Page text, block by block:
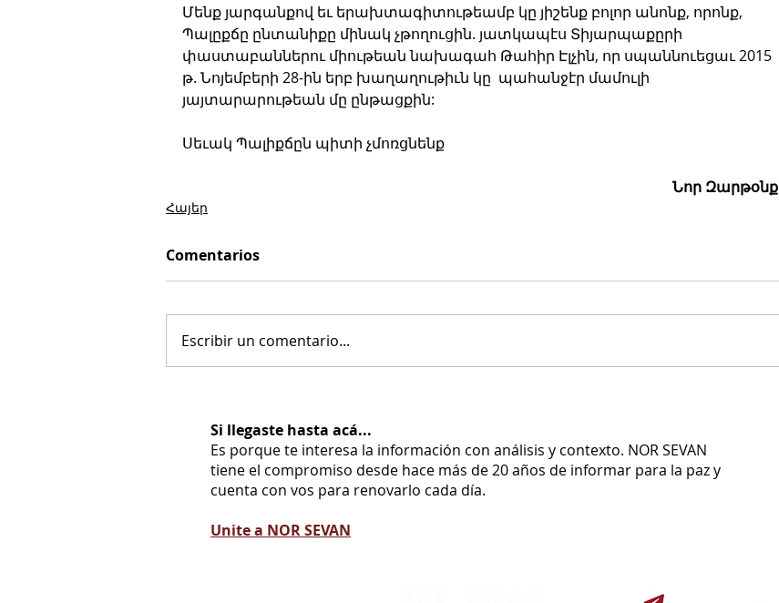
Մենք յարգանքով եւ երախտագիտութեամբ կը յիշենք բոլոր անոնք, որոնք,
Պալըքճը ընտանիքը մինակ չթողուցին. յատկապէս Տիյարպաքըրի
փաստաբաններու միութեան նախագահ Թահիր Էլչին, որ սպաննուեցաւ 2015
թ. Նոյեմբերի 28-ին երբ խաղաղութիւն կը  պահանջէր մամուլի
յայտարարութեան մը ընթացքին:
Սեւակ Պալիքճըն պիտի չմոռցնենք
Նոր Զարթօնք
Հայեր
Comentarios
Escribir un comentario...
Si llegaste hasta acá...
Es porque te interesa la información con análisis y contexto. NOR SEVAN
tiene el compromiso desde hace más de 20 años de informar para la paz y
cuenta con vos para renovarlo cada día.
Unite a NOR SEVAN